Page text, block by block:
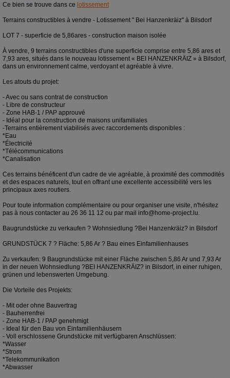
Ce bien se trouve dans ce lotissement
Terrains constructibles à vendre - Lotissement " Bei Hanzenkräiz" à Bilsdorf
LOT 7 - superficie de 5,86ares - construction maison isolée
À vendre, 9 terrains constructibles d'une superficie comprise entre 5,86 ares et
7,93 ares, situés dans le nouveau lotissement « BEI HANZENKRÄIZ » à Bilsdorf,
dans un environnement calme, verdoyant et agréable à vivre.
Les atouts du projet:
- Avec ou sans contrat de construction
- Libre de constructeur
- Zone HAB-1 / PAP approuvé
- Idéal pour la construction de maisons unifamiliales
-Terrains entièrement viabilisés avec raccordements disponibles :
*Eau
*Électricité
*Télécommunications
*Canalisation
Ces terrains bénéficent d'un cadre de vie agréable, à proximité des commodités
et des espaces naturels, tout en offrant une excellente accessibilité vers les
principaux axes routiers.
Pour toute information complémentaire ou pour organiser une visite, n'hésitez
pas à nous contacter au 26 36 11 12 ou par mail info@home-project.lu.
Baugrundstücke zu verkaufen ? Wohnsiedlung ?Bei Hanzenkräiz? in Bilsdorf
GRUNDSTÜCK 7 ? Fläche: 5,86 Ar ? Bau eines Einfamilienhauses
Zu verkaufen: 9 Baugrundstücke mit einer Fläche zwischen 5,86 Ar und 7,93 Ar
in der neuen Wohnsiedlung ?BEI HANZENKRÄIZ? in Bilsdorf, in einer ruhigen,
grünen und lebenswerten Umgebung.
Die Vorteile des Projekts:
- Mit oder ohne Bauvertrag
- Bauherrenfrei
- Zone HAB-1 / PAP genehmigt
- Ideal für den Bau von Einfamilienhäusern
- Voll erschlossene Grundstücke mit verfügbaren Anschlüssen:
*Wasser
*Strom
*Telekommunikation
*Abwasser